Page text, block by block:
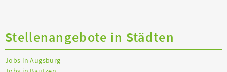
Stellenangebote in Städten
Jobs in Augsburg